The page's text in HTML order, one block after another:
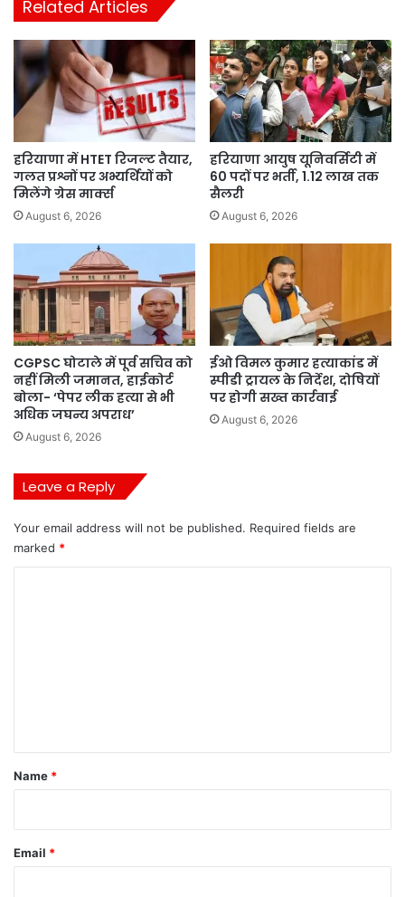
Related Articles
हरियाणा में HTET रिजल्ट तैयार,
गलत प्रश्नों पर अभ्यर्थियों को
मिलेंगे ग्रेस मार्क्स
August 6, 2026
हरियाणा आयुष यूनिवर्सिटी में
60 पदों पर भर्ती, 1.12 लाख तक
सैलरी
August 6, 2026
CGPSC घोटाले में पूर्व सचिव को
नहीं मिली जमानत, हाईकोर्ट
बोला- ‘पेपर लीक हत्या से भी
अधिक जघन्य अपराध’
August 6, 2026
ईओ विमल कुमार हत्याकांड में
स्पीडी ट्रायल के निर्देश, दोषियों
पर होगी सख्त कार्रवाई
August 6, 2026
Leave a Reply
Your email address will not be published. Required fields are
marked *
*
Name *
Email *